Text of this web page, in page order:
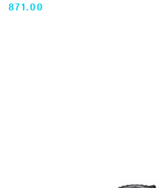
Cena:
871.00